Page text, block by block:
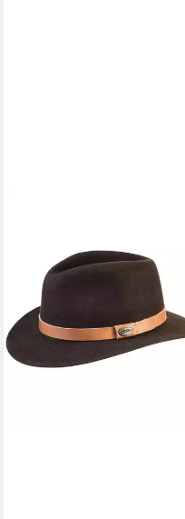
lieferbar - in 2-3 Werktagen bei dir